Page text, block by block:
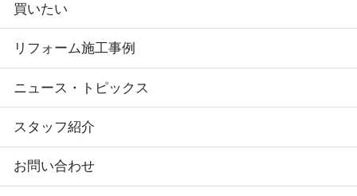
買いたい
リフォーム施工事例
ニュース・トピックス
スタッフ紹介
お問い合わせ